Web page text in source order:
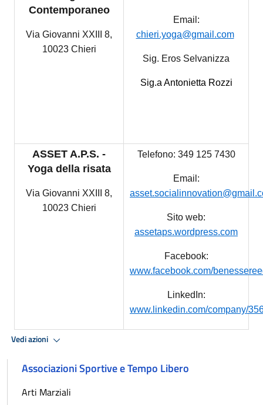
Contemporaneo
Via Giovanni XXIII 8,
10023 Chieri
Email:
chieri.yoga@gmail.com
Sig. Eros Selvanizza
Sig.a Antonietta Rozzi
ASSET A.P.S. -
Yoga della risata
Via Giovanni XXIII 8,
10023 Chieri
Telefono: 349 125 7430
Email:
Sito web:
assetaps.wordpress.com
Facebook:
www.facebook.com/
LinkedIn:
www.linkedin.com/company/
Vedi azioni
Associazioni Sportive e Tempo Libero
Arti Marziali